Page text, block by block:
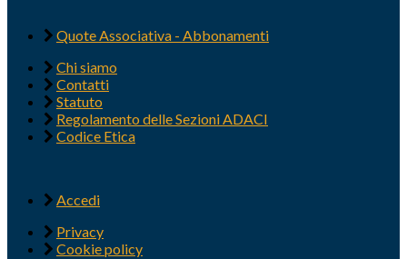
Quote Associativa - Abbonamenti
Chi siamo
Contatti
Statuto
Regolamento delle Sezioni ADACI
Codice Etica
Accedi
Privacy
Cookie policy